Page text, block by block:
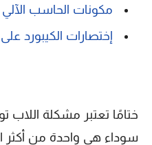
مكونات الحاسب الآلي
إختصارات الكيبورد
ختامًا تعتبر مشكلة
سوداء هي واحدة من أكثر